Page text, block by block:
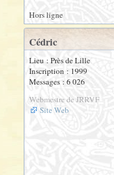
Hors ligne
Cédric
Lieu : Près de Lille
Inscription : 1999
Messages : 6 026
Webmestre de JRRVF
Site Web